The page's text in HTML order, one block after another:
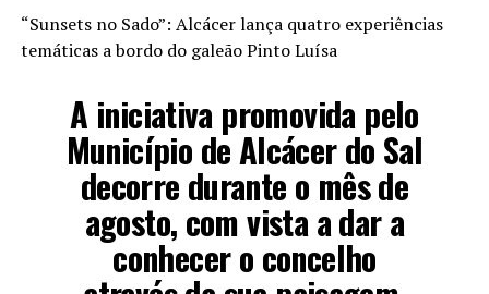
“Sunsets no Sado”: Alcácer lança quatro experiências
temáticas a bordo do galeão Pinto Luísa
A iniciativa promovida pelo
Município de Alcácer do Sal
decorre durante o mês de
agosto, com vista a dar a
conhecer o concelho